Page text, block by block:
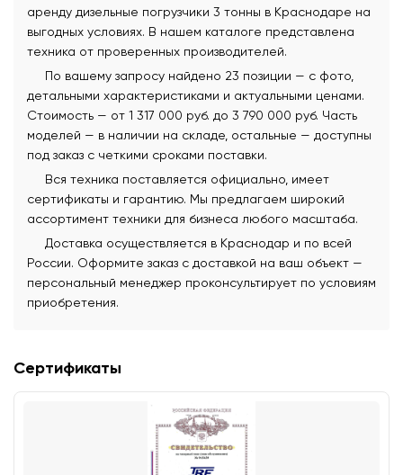
аренду дизельные погрузчики 3 тонны в Краснодаре на
выгодных условиях. В нашем каталоге представлена
техника от проверенных производителей.
По вашему запросу найдено 23 позиции — с фото,
детальными характеристиками и актуальными ценами.
Стоимость — от 1 317 000 руб. до 3 790 000 руб. Часть
моделей — в наличии на складе, остальные — доступны
под заказ с четкими сроками поставки.
Вся техника поставляется официально, имеет
сертификаты и гарантию. Мы предлагаем широкий
ассортимент техники для бизнеса любого масштаба.
Доставка осуществляется в Краснодар и по всей
России. Оформите заказ с доставкой на ваш объект —
персональный менеджер проконсультирует по условиям
приобретения.
Сертификаты